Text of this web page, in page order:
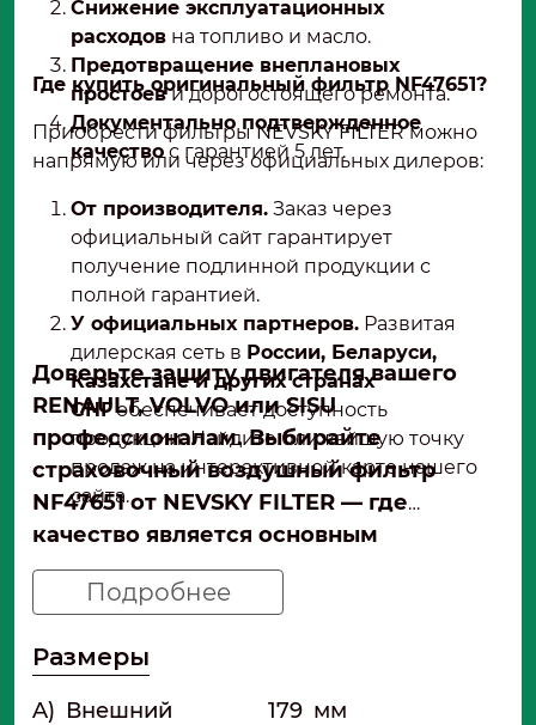
Снижение эксплуатационных
расходов на топливо и масло.
Предотвращение внеплановых
простоеви дорогостоящего ремонта.
Документально подтвержденное
качествос гарантией 5 лет.
Где купить оригинальный фильтр NF47651?
Приобрести фильтры NEVSKY FILTER можно
напрямую или через официальных дилеров:
От производителя. Заказ через
официальный сайт гарантирует
получение подлинной продукции с
полной гарантией.
У официальных партнеров. Развитая
дилерская сеть в России, Беларуси,
Казахстане и других странах
СНГобеспечивает доступность
продукции. Найдите ближайшую точку
продаж на интерактивной карте нашего
сайта.
Доверьте защиту двигателя вашего
RENAULT, VOLVO или SISU
профессионалам. Выбирайте
страховочный воздушный фильтр
NF47651 от NEVSKY FILTER — где
качество является основным
принципом.
Подробнее
Размеры
A) Внешний
179 мм